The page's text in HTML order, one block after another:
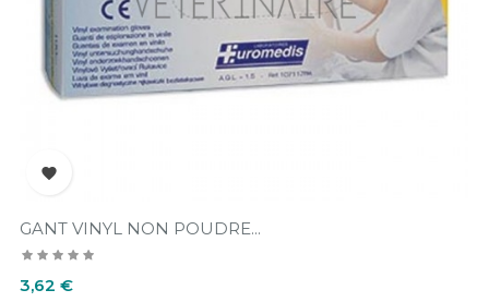

GANT VINYL NON POUDRE...
Prix
3,62 €